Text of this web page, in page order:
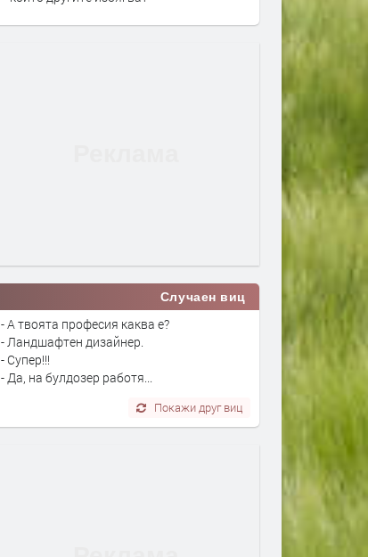
Случаен виц
- А твоята професия каква е?
- Ландшафтен дизайнер.
- Супер!!!
- Да, на булдозер работя...
Покажи друг виц